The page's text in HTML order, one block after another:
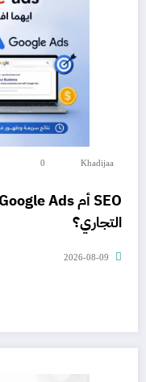
Khadijaa
0
التجاري؟
2026-08-09